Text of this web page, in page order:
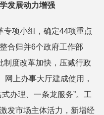
发展动力增强
项小组，确定44项重点
合归并6个政府工作部
制度改革加快，压减行政
上办事大厅建成使用，
办理、一条龙服务”。工
发市场主体活力，新增经